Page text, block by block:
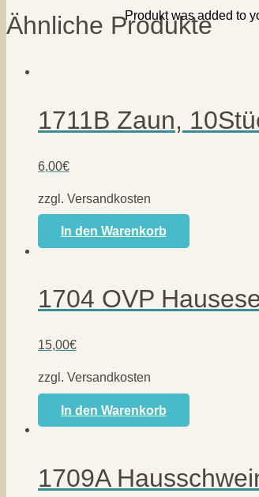
Produktwas added to
Menge
Ähnliche Produkte
1711B Zaun,
6,00€
zzgl. Versandkosten
In den Warenkorb
1704 OVP
15,00€
zzgl. Versandkosten
In den Warenkorb
1709A